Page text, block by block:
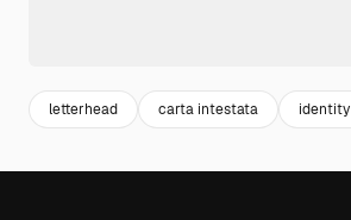
letterhead carta intestata identity